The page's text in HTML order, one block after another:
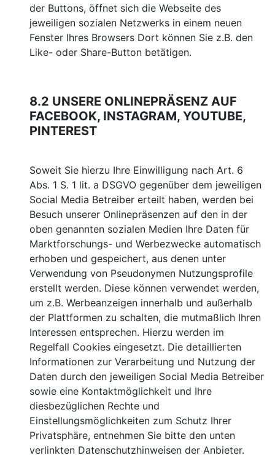
der Buttons, öffnet sich die Webseite des
jeweiligen sozialen Netzwerks in einem neuen
Fenster Ihres Browsers Dort können Sie z.B. den
Like- oder Share-Button betätigen.
8.2 UNSERE ONLINEPRÄSENZ AUF
FACEBOOK, INSTAGRAM, YOUTUBE,
PINTEREST
Soweit Sie hierzu Ihre Einwilligung nach Art. 6
Abs. 1 S. 1 lit. a DSGVO gegenüber dem jeweiligen
Social Media Betreiber erteilt haben, werden bei
Besuch unserer Onlinepräsenzen auf den in der
oben genannten sozialen Medien Ihre Daten für
Marktforschungs- und Werbezwecke automatisch
erhoben und gespeichert, aus denen unter
Verwendung von Pseudonymen Nutzungsprofile
erstellt werden. Diese können verwendet werden,
um z.B. Werbeanzeigen innerhalb und außerhalb
der Plattformen zu schalten, die mutmaßlich Ihren
Interessen entsprechen. Hierzu werden im
Regelfall Cookies eingesetzt. Die detaillierten
Informationen zur Verarbeitung und Nutzung der
Daten durch den jeweiligen Social Media Betreiber
sowie eine Kontaktmöglichkeit und Ihre
diesbezüglichen Rechte und
Einstellungsmöglichkeiten zum Schutz Ihrer
Privatsphäre, entnehmen Sie bitte den unten
verlinkten Datenschutzhinweisen der Anbieter.